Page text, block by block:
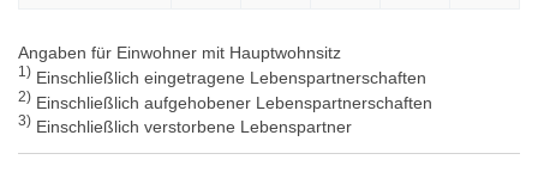
Angaben für Einwohner mit Hauptwohnsitz
1) Einschließlich eingetragene Lebenspartnerschaften
2) Einschließlich aufgehobener Lebenspartnerschaften
3) Einschließlich verstorbene Lebenspartner